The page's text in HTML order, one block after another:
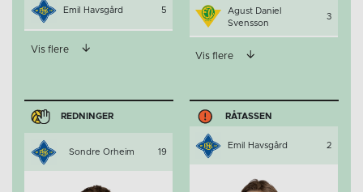
Emil Havsgård 5
Vis flere
Agust Daniel
Svensson
3
Vis flere
REDNINGER
Sondre Orheim 19
RÅTASSEN
Emil Havsgård 2